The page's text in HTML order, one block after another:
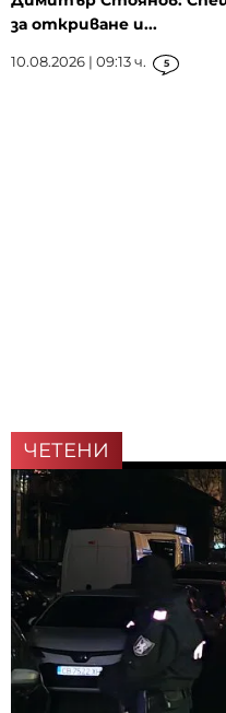
за откриване и...
10.08.2026 | 09:13 ч. 5
ЧЕТЕНИ